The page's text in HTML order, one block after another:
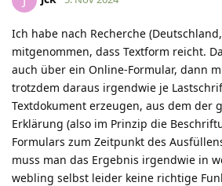
Ich habe nach Recherche
mitgenommen, dass Textform reicht.
auch über ein Online-Formular, dann
trotzdem daraus irgendwie je
Textdokument erzeugen, aus dem der
Erklärung (also im Prinzip die
Formulars zum Zeitpunkt des
muss man das Ergebnis irgendwie in
webling selbst leider keine richtige